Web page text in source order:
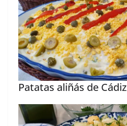
Patatas aliñás de Cádiz